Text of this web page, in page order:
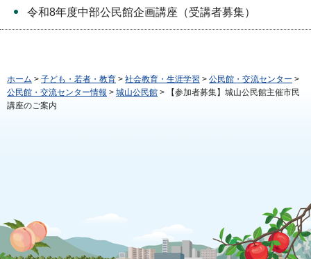
令和8年度中部公民館企画講座（受講者募集）
ホーム > 子ども・若者・教育 > 社会教育・生涯学習 > 公民館・交流センター >
公民館・交流センター情報 > 城山公民館 > 【参加者募集】城山公民館主催市民
講座のご案内